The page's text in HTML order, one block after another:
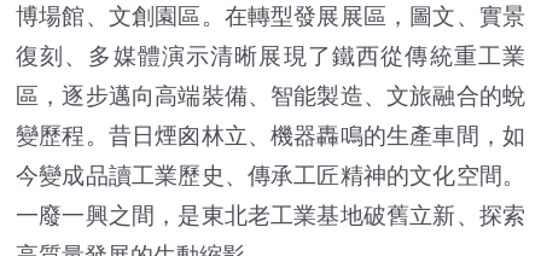
博場館、文創園區。在轉型發展展區，圖文、實景
復刻、多媒體演示清晰展現了鐵西從傳統重工業
區，逐步邁向高端裝備、智能製造、文旅融合的蛻
變歷程。昔日煙囪林立、機器轟鳴的生產車間，如
今變成品讀工業歷史、傳承工匠精神的文化空間。
一廢一興之間，是東北老工業基地破舊立新、探索